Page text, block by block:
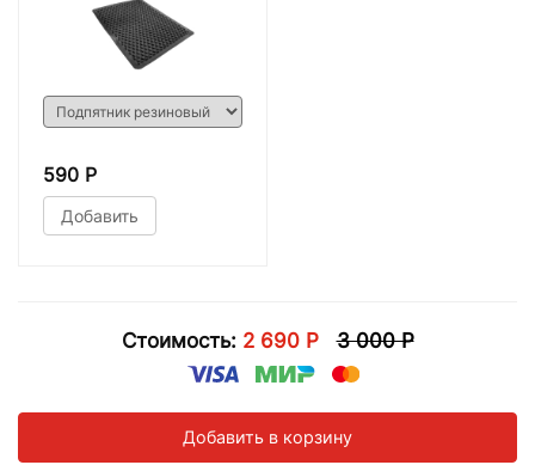
590 Р
Добавить
Стоимость: 2 690 Р 3 000 Р
Добавить в корзину